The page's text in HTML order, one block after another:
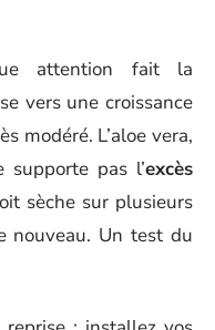
attention fait la
vers une croissance
modéré. L’aloe vera,
supporte pas l’excès
sèche sur plusieurs
nouveau. Un test du